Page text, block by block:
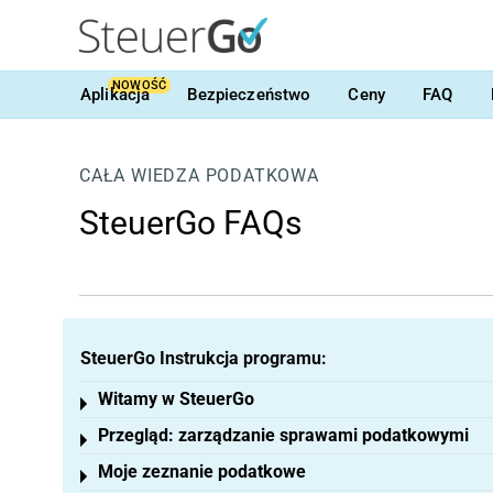
Aplikacja
NOWOŚĆ Bezpieczeństwo Ceny FAQ
CAŁA WIEDZA PODATKOWA
SteuerGo FAQs
SteuerGo Instrukcja programu:
Witamy w SteuerGo
Toggle menu
Przegląd: zarządzanie sprawami podatkowymi
Toggle menu
Moje zeznanie podatkowe
Toggle menu